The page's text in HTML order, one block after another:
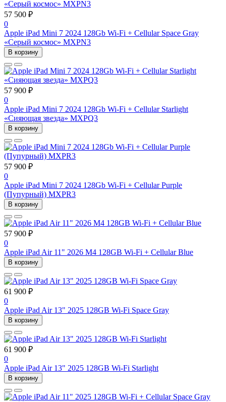
57 500 ₽
0
Apple iPad Mini 7 2024 128Gb Wi-Fi + Cellular Space Gray
«Серый космос» MXPN3
В корзину
57 900 ₽
0
Apple iPad Mini 7 2024 128Gb Wi-Fi + Cellular Starlight
«Сияющая звезда» MXPQ3
В корзину
57 900 ₽
0
Apple iPad Mini 7 2024 128Gb Wi-Fi + Cellular Purple
(Пупурный) MXPR3
В корзину
57 900 ₽
0
Apple iPad Air 11" 2026 M4 128GB Wi-Fi + Cellular Blue
В корзину
61 900 ₽
0
Apple iPad Air 13" 2025 128GB Wi-Fi Space Gray
В корзину
61 900 ₽
0
Apple iPad Air 13" 2025 128GB Wi-Fi Starlight
В корзину